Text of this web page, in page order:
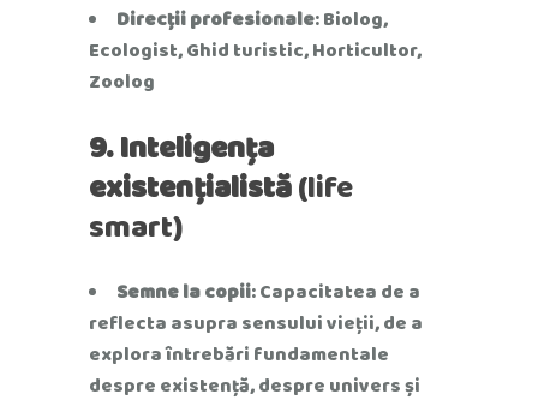
Direcții profesionale: Biolog,
Ecologist, Ghid turistic, Horticultor,
Zoolog
9. Inteligența
existențialistă(life
smart)
Semne la copii: Capacitatea de a
reflecta asupra sensului vieții, de a
explora întrebări fundamentale
despre existență, despre univers și